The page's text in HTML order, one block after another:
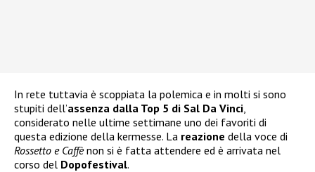
In rete tuttavia è scoppiata la polemica e in molti si sono
stupiti dell’assenza dalla Top 5 di Sal Da Vinci
considerato nelle ultime settimane uno dei favoriti di
questa edizione della kermesse. La reazione della voce di
Rossetto e Caffènon si è fatta attendere ed è arrivata nel
corso del Dopofestival.